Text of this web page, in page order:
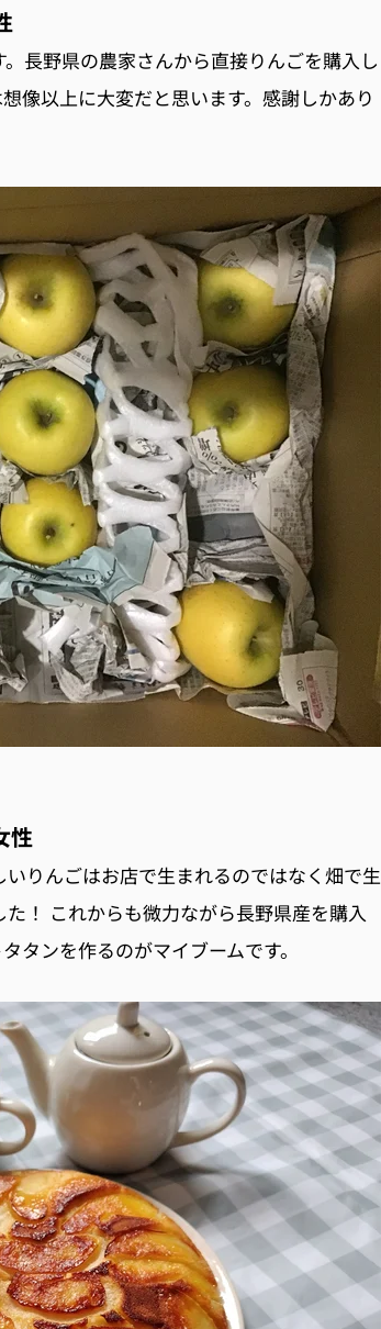
長野県の農家さんから直接りんごを購入し
像以上に大変だと思います。感謝しかあり
性
りんごはお店で生まれるのではなく畑で生
！ これからも微力ながら長野県産を購入
タンを作るのがマイブームです。